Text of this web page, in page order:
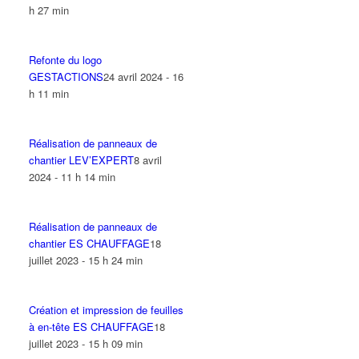
h 27 min
Refonte du logo
GESTACTIONS24 avril 2024 - 16
h 11 min
Réalisation de panneaux de
chantier LEV’EXPERT8 avril
2024 - 11 h 14 min
Réalisation de panneaux de
chantier ES CHAUFFAGE18
juillet 2023 - 15 h 24 min
Création et impression de feuilles
à en-tête ES CHAUFFAGE18
juillet 2023 - 15 h 09 min